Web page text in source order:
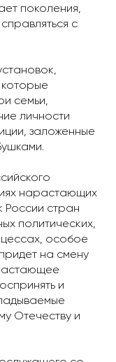
поколения,
с
семьи,
личности
заложенные
нарастающих
России стран
политических,
особое
на смену
и
Отечеству и